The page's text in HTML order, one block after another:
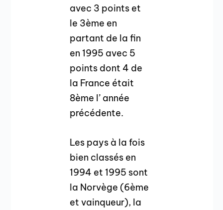
avec 3 points et
le 3ème en
partant de la fin
en 1995 avec 5
points dont 4 de
la France était
8ème l’ année
précédente.
Les pays à la fois
bien classés en
1994 et 1995 sont
la Norvège (6ème
et vainqueur), la